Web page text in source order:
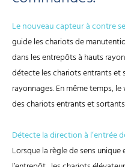
Le nouveau capteur à contre
guide les chariots de
dans les entrepôts à hauts
détecte les chariots entrants et
rayonnages. En même temps,
des chariots entrants et
Détecte la direction à l’entrée
Lorsque la règle de sens